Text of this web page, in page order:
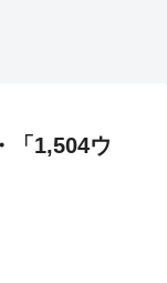
「1,504ウ